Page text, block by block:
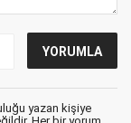
yazan kişiye